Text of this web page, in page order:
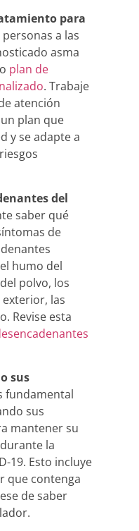
para
personas a las
asma
plan de
. Trabaje
atención
plan que
y se adapte a
del
saber qué
de
humo del
polvo, los
las
Revise esta
sus
fundamental
sus
mantener su
la
19. Esto incluye
que contenga
de saber